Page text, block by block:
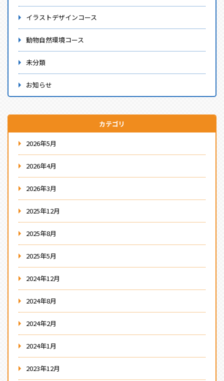
イラストデザインコース
動物自然環境コース
未分類
お知らせ
カテゴリ
2026年5月
2026年4月
2026年3月
2025年12月
2025年8月
2025年5月
2024年12月
2024年8月
2024年2月
2024年1月
2023年12月